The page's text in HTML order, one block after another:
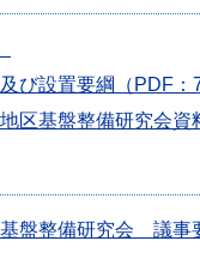
び設置要綱（PDF：
区基盤整備研究会資
盤整備研究会 議事